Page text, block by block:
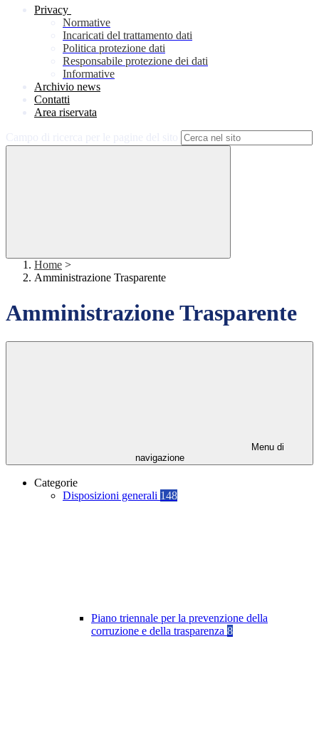
Privacy
Normative
Incaricati del trattamento dati
Politica protezione dati
Responsabile protezione dei dati
Informative
Archivio news
Contatti
Area riservata
Home >
Amministrazione Trasparente
Amministrazione Trasparente
Menu di
navigazione
Categorie
Disposizioni generali 148
Piano triennale per la prevenzione della
corruzione e della trasparenza 8